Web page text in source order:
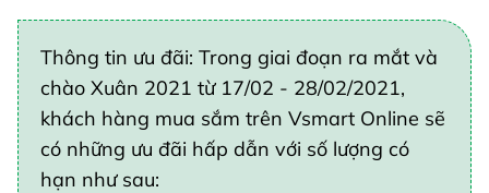
Thông tin ưu đãi: Trong giai đoạn ra mắt và
chào Xuân 2021 từ 17/02 - 28/02/2021,
khách hàng mua sắm trên Vsmart Online sẽ
có những ưu đãi hấp dẫn với số lượng có
hạn như sau: